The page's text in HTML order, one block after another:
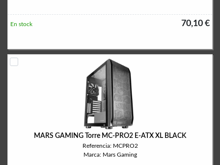
70,10 €
En stock
MARS GAMING Torre MC-PRO2 E-ATX XL BLACK
Referencia: MCPRO2
Marca: Mars Gaming